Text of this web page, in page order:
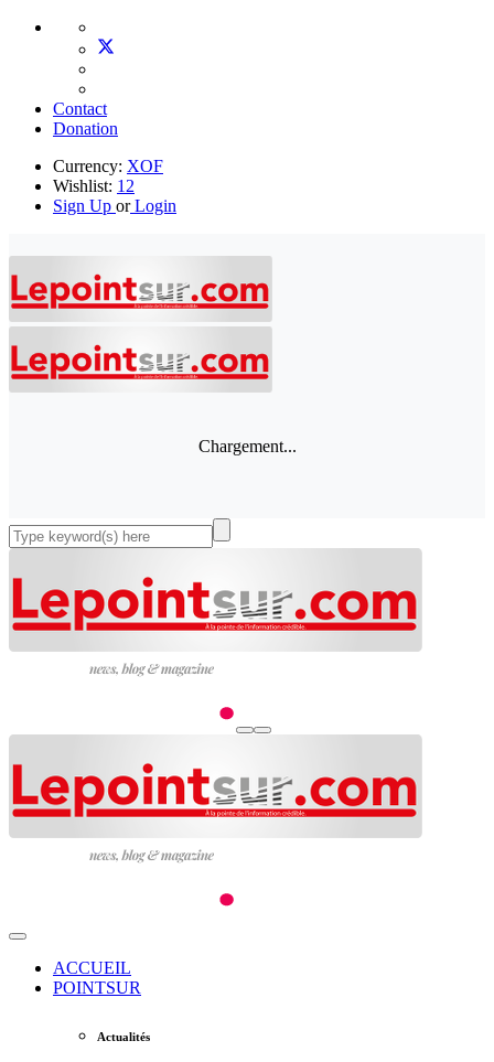
Contact
Donation
Currency: XOF
Wishlist: 12
Sign Up orLogin
Chargement...
ACCUEIL
POINTSUR
Actualités